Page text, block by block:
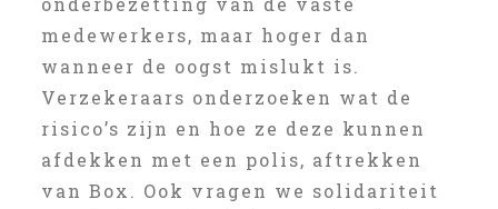
medewerkers, maar hoger dan
wanneer de oogst mislukt is.
Verzekeraars onderzoeken wat de
risico’s zijn en hoe ze deze kunnen
afdekken met een polis, aftrekken
van Box. Ook vragen we solidariteit